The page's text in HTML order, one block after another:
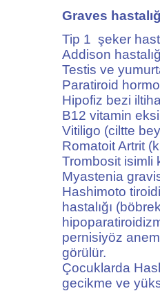
Graves
Tip 1 şeker
Addison
Testis ve
Paratiroid
Hipofiz bezi
B12 vitamin
Vitiligo (ciltte
Romatoit Artrit
Trombosit isimli
Myastenia
Hashimoto
hastalığı
pernisiyöz
görülür.
Çocuklarda
gecikme ve